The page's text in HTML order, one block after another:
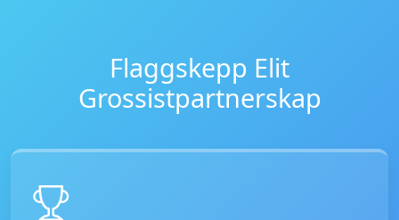
Flaggskepp Elit
Grossistpartnerskap